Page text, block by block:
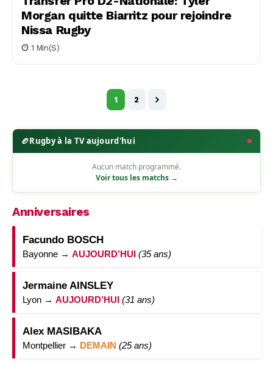
Morgan quitte Biarritz pour rejoindre
Nissa Rugby
1 Min(s)
1 2
🏉Rugby à la TV aujourd'hui
Aucun match programmé.
Voir tous les matchs →
Anniversaires
Facundo BOSCH
Bayonne → AUJOURD’HUI (35 ans)
Jermaine AINSLEY
Lyon → AUJOURD’HUI (31 ans)
Alex MASIBAKA
Montpellier → DEMAIN (25 ans)